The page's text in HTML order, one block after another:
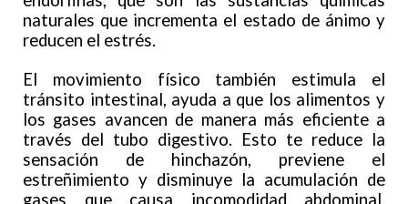
naturales que incrementa el estado de ánimo y
reducen el estrés.
El movimiento físico también estimula el
tránsito intestinal, ayuda a que los alimentos y
los gases avancen de manera más eficiente a
través del tubo digestivo. Esto te reduce la
sensación de hinchazón, previene el
estreñimiento y disminuye la acumulación de
gases que causa incomodidad abdominal.